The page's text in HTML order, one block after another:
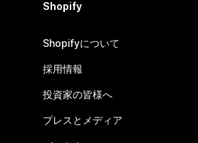
Shopify
Shopifyについて
採用情報
投資家の皆様へ
プレスとメディア